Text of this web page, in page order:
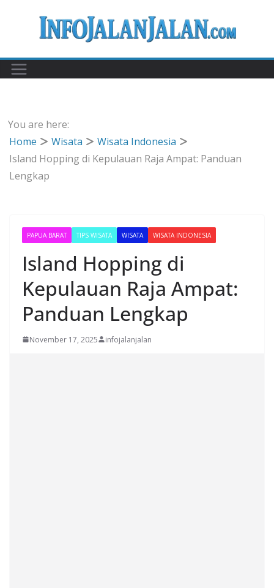
You are here:
Home
Wisata
Wisata Indonesia
Island Hopping di Kepulauan Raja Ampat: Panduan
Lengkap
PAPUA BARAT TIPS WISATA WISATA WISATA INDONESIA
Island Hopping di
Kepulauan Raja Ampat:
Panduan Lengkap
November 17, 2025 infojalanjalan